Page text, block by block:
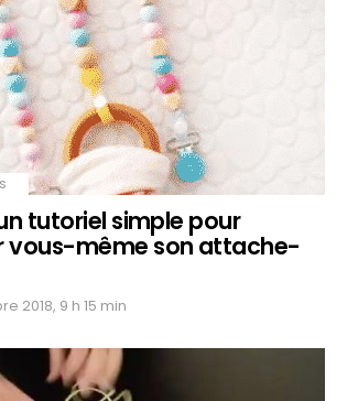
tutoriel simple pour
vous-même son attache-
2018, 9 h 15 min